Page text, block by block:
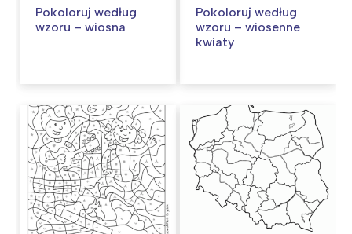
Pokoloruj według
wzoru – wiosna
Pokoloruj według
wzoru – wiosenne
kwiaty